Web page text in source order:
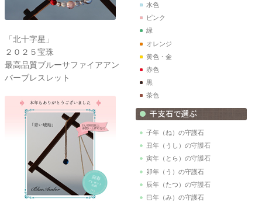
「北十字星」
２０２５宝珠
最高品質ブルーサファイアアン
バーブレスレット
水色
ピンク
緑
オレンジ
黄色・金
赤色
黒
茶色
子年（ね）の守護石
丑年（うし）の守護石
寅年（とら）の守護石
卯年（う）の守護石
辰年（たつ）の守護石
巳年（み）の守護石